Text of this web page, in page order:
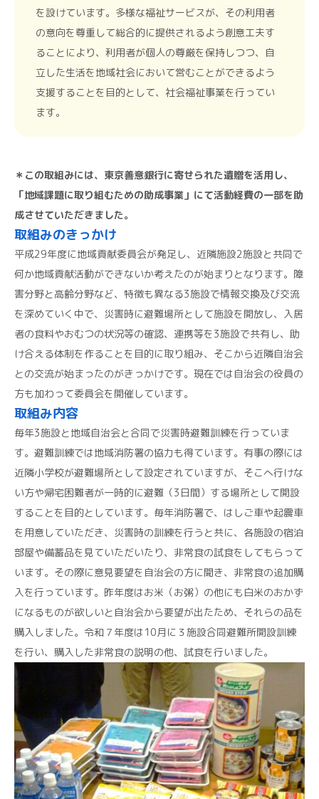
を設けています。多様な福祉サービスが、その利用者
の意向を尊重して総合的に提供されるよう創意工夫す
ることにより、利用者が個人の尊厳を保持しつつ、自
立した生活を地域社会において営むことができるよう
支援することを目的として、社会福祉事業を行ってい
ます。
＊この取組みには、東京善意銀行に寄せられた遺贈を活用し、
「地域課題に取り組むための助成事業」にて活動経費の一部を助
成させていただきました。
取組みのきっかけ
平成29年度に地域貢献委員会が発足し、近隣施設2施設と共同で
何か地域貢献活動ができないか考えたのが始まりとなります。障
害分野と高齢分野など、特徴も異なる3施設で情報交換及び交流
を深めていく中で、災害時に避難場所として施設を開放し、入居
者の食料やおむつの状況等の確認、連携等を3施設で共有し、助
け合える体制を作ることを目的に取り組み、そこから近隣自治会
との交流が始まったのがきっかけです。現在では自治会の役員の
方も加わって委員会を開催しています。
取組み内容
毎年3施設と地域自治会と合同で災害時避難訓練を行っていま
す。避難訓練では地域消防署の協力も得ています。有事の際には
近隣小学校が避難場所として設定されていますが、そこへ行けな
い方や帰宅困難者が一時的に避難（3日間）する場所として開設
することを目的としています。毎年消防署で、はしご車や起震車
を用意していただき、災害時の訓練を行うと共に、各施設の宿泊
部屋や備蓄品を見ていただいたり、非常食の試食をしてもらって
います。その際に意見要望を自治会の方に聞き、非常食の追加購
入を行っています。昨年度はお米（お粥）の他にも白米のおかず
になるものが欲しいと自治会から要望が出たため、それらの品を
購入しました。令和７年度は10月に３施設合同避難所開設訓練
を行い、購入した非常食の説明の他、試食を行いました。